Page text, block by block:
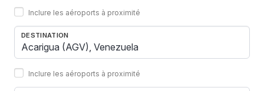
Inclure les aéroports à proximité
DESTINATION
Inclure les aéroports à proximité